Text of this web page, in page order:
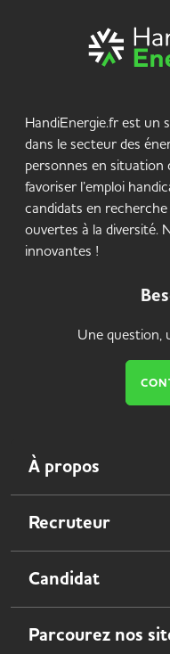
HandiEnergie.fr est un
dans le secteur des
personnes en situation
favoriser l’emploi
candidats en recherche
ouvertes à la diversité.
innovantes !
Une question,
À propos
Recruteur
Candidat
Parcourez nos